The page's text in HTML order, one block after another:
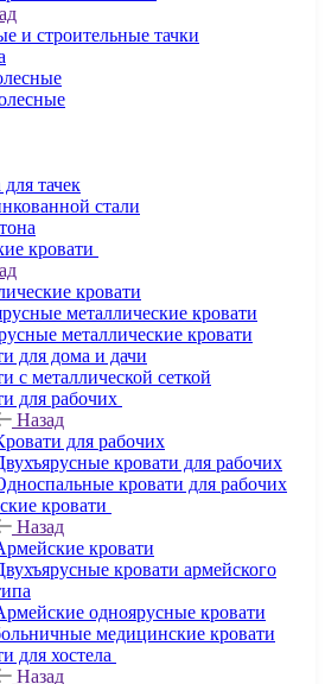
и строительные тачки
тачек
стали
кровати
кровати
металлические кровати
металлические кровати
для дома и дачи
с металлической сеткой
для рабочих
Назад
для рабочих
кровати для рабочих
кровати для рабочих
кровати
Назад
кровати
кровати армейского
одноярусные кровати
медицинские кровати
для хостела
Назад